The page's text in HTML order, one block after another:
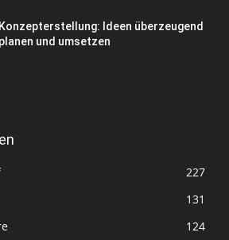
Konzepterstellung: Ideen überzeugend
planen und umsetzen
227
131
124